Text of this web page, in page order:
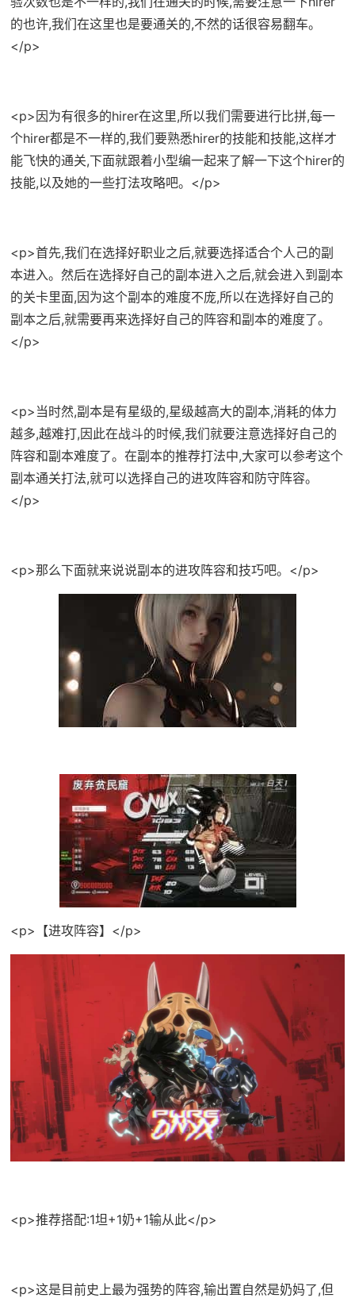
的也许,我们在这里也是要通关的,不然的话很容易翻车。
</p>
<p>因为有很多的hirer在这里,所以我们需要进行比拼,每一
个hirer都是不一样的,我们要熟悉hirer的技能和技能,这样才
能飞快的通关,下面就跟着小型编一起来了解一下这个hirer的
技能,以及她的一些打法攻略吧。</p>
<p>首先,我们在选择好职业之后,就要选择适合个人己的副
本进入。然后在选择好自己的副本进入之后,就会进入到副本
的关卡里面,因为这个副本的难度不庞,所以在选择好自己的
副本之后,就需要再来选择好自己的阵容和副本的难度了。
</p>
<p>当时然,副本是有星级的,星级越高大的副本,消耗的体力
越多,越难打,因此在战斗的时候,我们就要注意选择好自己的
阵容和副本难度了。在副本的推荐打法中,大家可以参考这个
副本通关打法,就可以选择自己的进攻阵容和防守阵容。
</p>
<p>那么下面就来说说副本的进攻阵容和技巧吧。</p>
<p>【进攻阵容】</p>
<p>推荐搭配:1坦+1奶+1输从此</p>
<p>这是目前史上最为强势的阵容,输出置自然是奶妈了,但